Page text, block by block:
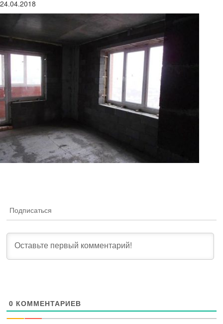
24.04.2018
Подписаться
0 КОММЕНТАРИЕВ